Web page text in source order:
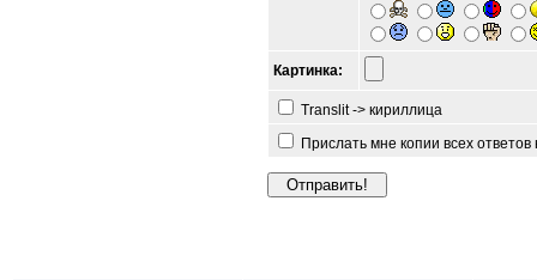
Картинка:
Translit -> кириллица
Прислать мне копии всех